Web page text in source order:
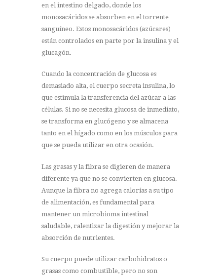
en el intestino delgado, donde los
monosacáridos se absorben en el torrente
sanguíneo. Estos monosacáridos (azúcares)
están controlados en parte por la insulina y el
glucagón.
Cuando la concentración de glucosa es
demasiado alta, el cuerpo secreta insulina, lo
que estimula la transferencia del azúcar a las
células. Si no se necesita glucosa de inmediato,
se transforma en glucógeno y se almacena
tanto en el hígado como en los músculos para
que se pueda utilizar en otra ocasión.
Las grasas y la fibra se digieren de manera
diferente ya que no se convierten en glucosa.
Aunque la fibra no agrega calorías a su tipo
de alimentación, es fundamental para
mantener un microbioma intestinal
saludable, ralentizar la digestión y mejorar la
absorción de nutrientes.
Su cuerpo puede utilizar carbohidratos o
grasas como combustible, pero no son